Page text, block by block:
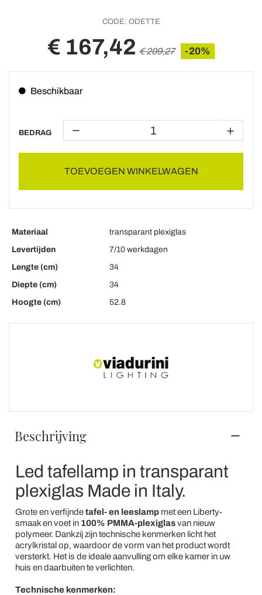
CODE: ODETTE
€ 167,42 € 209,27 -20%
Beschikbaar
BEDRAG
TOEVOEGEN WINKELWAGEN
Materiaal
transparant plexiglas
Levertijden
7/10 werkdagen
Lengte (cm)
34
Diepte (cm)
34
Hoogte (cm)
52.8
Beschrijving
Led tafellamp in transparant
plexiglas Made in Italy.
Grote en verfijndetafel- en leeslampmet een Liberty-
smaak en voet in 100% PMMA-plexiglasvan nieuw
polymeer. Dankzij zijn technische kenmerken licht het
acrylkristal op, waardoor de vorm van het product wordt
versterkt. Het is de ideale aanvulling om elke kamer in uw
huis en daarbuiten te verlichten.
Technische kenmerken: